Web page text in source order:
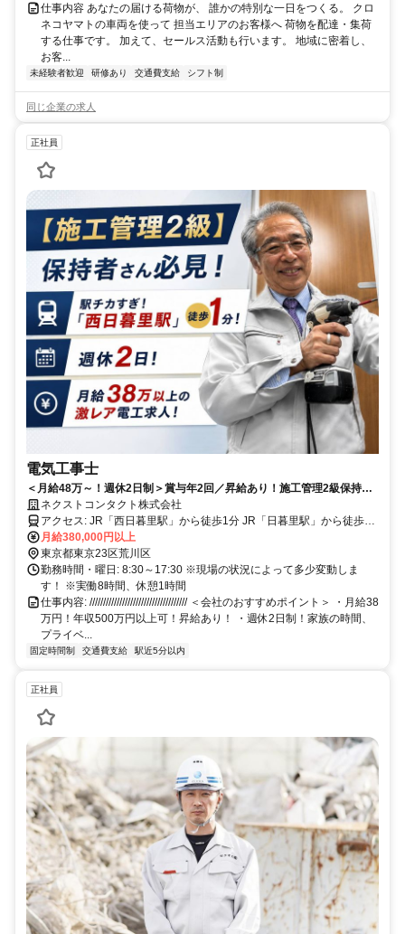
仕事内容 あなたの届ける荷物が、 誰かの特別な一日をつくる。 クロ
ネコヤマトの車両を使って 担当エリアのお客様へ 荷物を配達・集荷
する仕事です。 加えて、セールス活動も行います。 地域に密着し、
お客...
未経験者歓迎 研修あり 交通費支給 シフト制
同じ企業の求人
正社員
電気工事士
＜月給48万～！週休2日制＞賞与年2回／昇給あり！施工管理2級保持者
大歓迎！大手ハウスメーカーと直取引！
ネクストコンタクト株式会社
アクセス: JR「西日暮里駅」から徒歩1分 JR「日暮里駅」から徒歩1
分 京成本線「新三河島駅」から徒歩9分 JR「田端駅」から徒歩14分
日暮里・舎人ライナー「赤土小学校前」から徒歩17分
月給380,000円以上
東京都東京23区荒川区
勤務時間・曜日: 8:30～17:30 ※現場の状況によって多少変動しま
す！ ※実働8時間、休憩1時間
仕事内容: //////////////////////////////////// ＜会社のおすすめポイント＞ ・月給38
万円！年収500万円以上可！昇給あり！ ・週休2日制！家族の時間、
プライベ...
固定時間制 交通費支給 駅近5分以内
正社員